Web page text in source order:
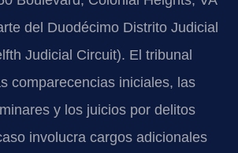
del Duodécimo Distrito Judicial
Judicial Circuit). El tribunal
comparecencias iniciales, las
y los juicios por delitos
involucra cargos adicionales